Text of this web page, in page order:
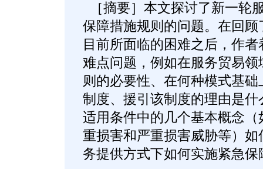
［摘要］本文探讨了新一轮
保障措施规则的问题。在回
目前所面临的困难之后，作
难点问题，例如在服务贸易
则的必要性、在何种模式基
制度、援引该制度的理由是
适用条件中的几个基本概念
重损害和严重损害威胁等）
务提供方式下如何实施紧急保